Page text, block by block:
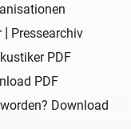
|
Pressearchiv
PDF
PDF
Download